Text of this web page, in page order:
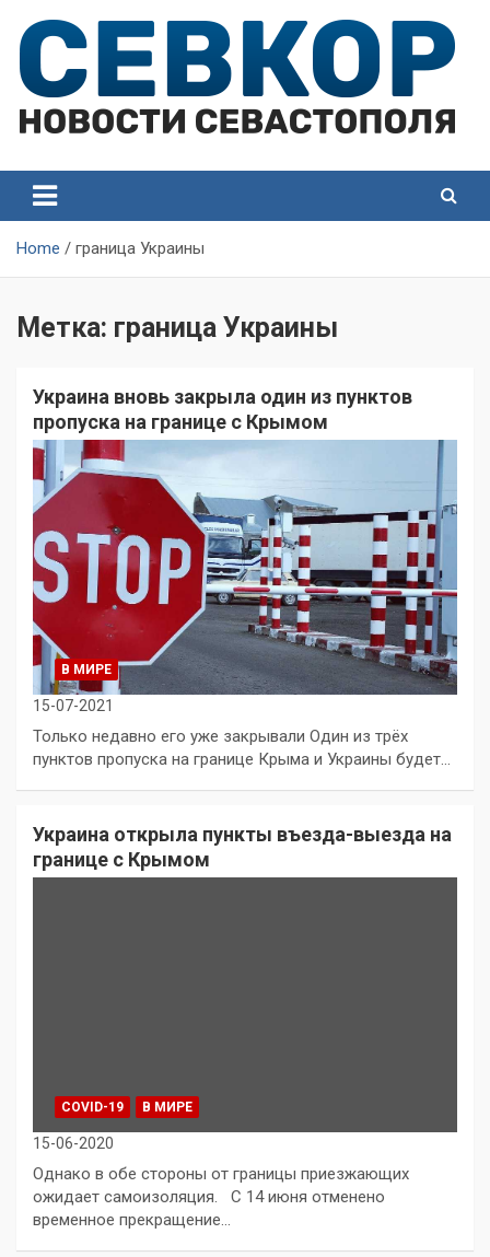
content
Севастополя
Севастополя
Home граница Украины
Метка: граница Украины
Украина вновь закрыла один из пунктов
пропуска на границе с Крымом
В МИРЕ
15-07-2021
Только недавно его уже закрывали Один из трёх
пунктов пропуска на границе Крыма и Украины будет…
Украина открыла пункты въезда-выезда на
границе с Крымом
COVID-19 В МИРЕ
15-06-2020
Однако в обе стороны от границы приезжающих
ожидает самоизоляция. С 14 июня отменено
временное прекращение…